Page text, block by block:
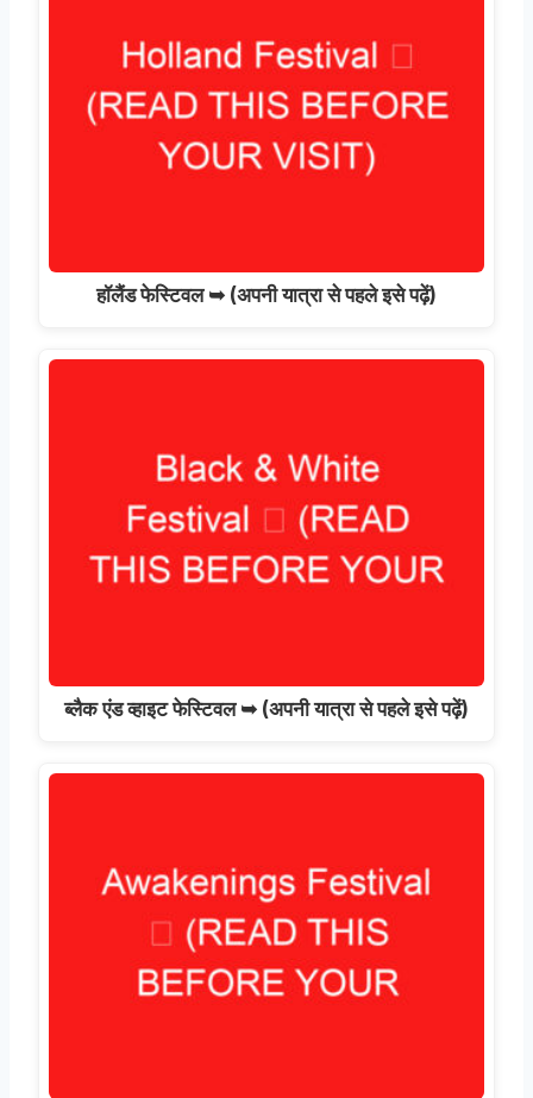
हॉलैंड फेस्टिवल ➥ (अपनी यात्रा से पहले इसे पढ़ें)
ब्लैक एंड व्हाइट फेस्टिवल ➥ (अपनी यात्रा से पहले इसे पढ़ें)